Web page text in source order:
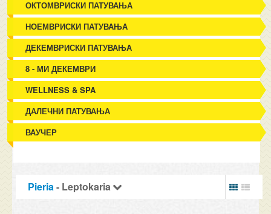
ОКТОМВРИСКИ ПАТУВАЊА
НОЕМВРИСКИ ПАТУВАЊА
ДЕКЕМВРИСКИ ПАТУВАЊА
8 - МИ ДЕКЕМВРИ
WELLNESS & SPA
ДАЛЕЧНИ ПАТУВАЊА
ВАУЧЕР
Pieria- Leptokaria